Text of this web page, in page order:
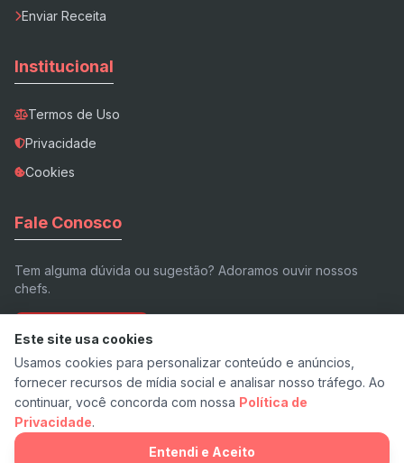
Enviar Receita
Institucional
Termos de Uso
Privacidade
Cookies
Fale Conosco
Tem alguma dúvida ou sugestão? Adoramos ouvir nossos
chefs.
Enviar E-mail
© 2026 Receita.app - Feito com ❤️ e pimenta.
v7.3 Stable
Este site usa cookies
Usamos cookies para personalizar conteúdo e anúncios,
fornecer recursos de mídia social e analisar nosso tráfego. Ao
continuar, você concorda com nossa Política de
Privacidade.
Entendi e Aceito